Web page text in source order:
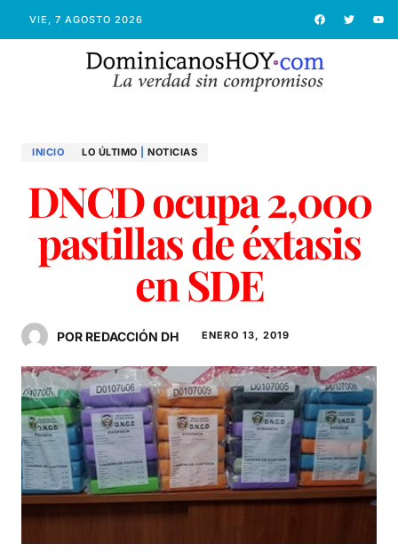
VIE, 7 AGOSTO 2026
INICIO LO ÚLTIMO NOTICIAS
DNCD ocupa 2,000
pastillas de éxtasis
en SDE
POR REDACCIÓN DH ENERO 13, 2019